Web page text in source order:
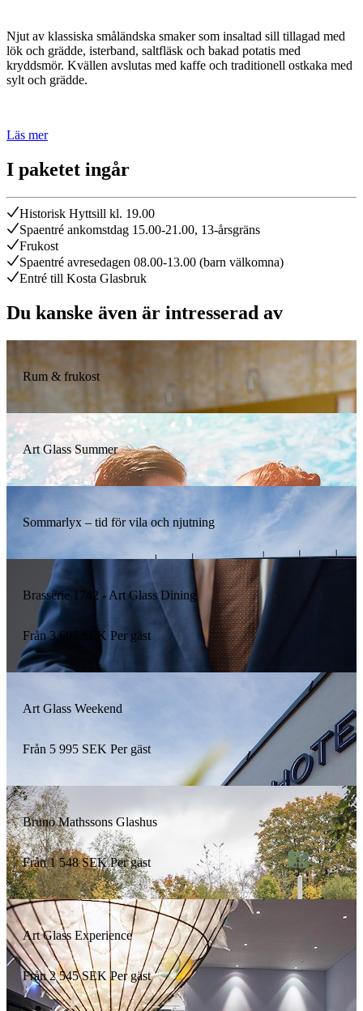
Njut av klassiska småländska smaker som insaltad sill tillagad med
lök och grädde, isterband, saltfläsk och bakad potatis med
kryddsmör. Kvällen avslutas med kaffe och traditionell ostkaka med
sylt och grädde.
Läs mer
I paketet ingår
Historisk Hyttsill kl. 19.00
Spaentré ankomstdag 15.00-21.00, 13-årsgräns
Frukost
Spaentré avresedagen 08.00-13.00 (barn välkomna)
Entré till Kosta Glasbruk
Du kanske även är intresserad av
Rum & frukost
Art Glass Summer
Sommarlyx – tid för vila och njutning
Brasserie 1742 - Art Glass Dining
Från 3 695 SEK Per gäst
Art Glass Weekend
Från 5 995 SEK Per gäst
Bruno Mathssons Glashus
Från 1 548 SEK Per gäst
Art Glass Experience
Från 2 545 SEK Per gäst